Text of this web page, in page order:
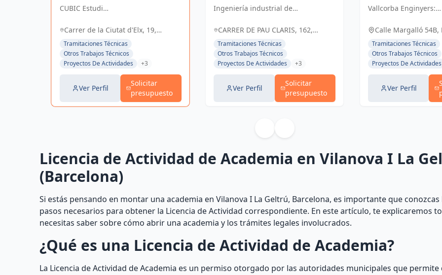
D'ENGINYERIA
S.L.
CUBIC Estudi
14 años brindando
Arquitectura e
Ingeniería con una
trayectoria sólida y
Carrer de la Ciutat d'Elx, 19,
Barcelona, España, España
Tramitaciones Técnicas
Otros Trabajos Técnicos
Proyectos De Actividades
+3
Ver Perfil
Solicitar
presupuesto
INGENIERÍA
INDUSTRIAL Y
SERVICIOS, S.L.
Ingeniería industrial de
Soluciones eficientes para
CARRER DE PAU CLARIS, 162,
BARCELONA, ESPAÑA, España
Tramitaciones Técnicas
Otros Trabajos Técnicos
Proyectos De Actividades
+3
Ver Perfil
Solicitar
presupuesto
S.L.
Vallcorba Enginyers:
cada proyecto,
espacios inspiradores
el futuro.
Calle Margalló 54B,
Tramitaciones Técnicas
Otros Trabajos Técnicos
Proyectos De Actividades
Ver Perfil
Licencia de Actividad de Academia en Vilanova I La
(Barcelona)
Si estás pensando en montar una academia en Vilanova I La Geltrú, Barcelona, es importante que
pasos necesarios para obtener la Licencia de Actividad correspondiente. En este artículo, te explicaremos
necesitas saber sobre cómo abrir una academia y los trámites legales involucrados.
¿Qué es una Licencia de Actividad de Academia?
La Licencia de Actividad de Academia es un permiso otorgado por las autoridades municipales que permite